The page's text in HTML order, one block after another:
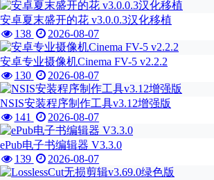
安卓夏末盛开的花 v3.0.0.3汉化移植
138
2026-08-07
安卓专业摄像机Cinema FV-5 v2.2.2
130
2026-08-07
NSIS安装程序制作工具v3.12增强版
141
2026-08-07
ePub电子书编辑器 V3.3.0
139
2026-08-07